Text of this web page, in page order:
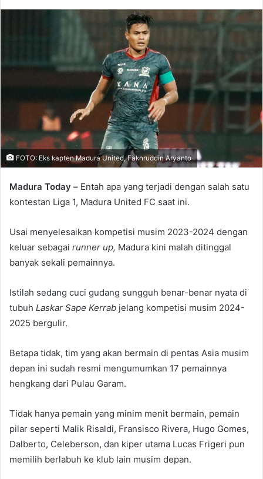
n
e
m
a
i
l
FOTO: Eks kapten Madura United, Fakhruddin Aryanto
Madura Today – Entah apa yang terjadi dengan salah satu
kontestan Liga 1, Madura United FC saat ini.
Usai menyelesaikan kompetisi musim 2023-2024 dengan
keluar sebagai runner up, Madura kini malah ditinggal
banyak sekali pemainnya.
Istilah sedang cuci gudang sungguh benar-benar nyata di
tubuh Laskar Sape Kerrab jelang kompetisi musim 2024-
2025 bergulir.
Betapa tidak, tim yang akan bermain di pentas Asia musim
depan ini sudah resmi mengumumkan 17 pemainnya
hengkang dari Pulau Garam.
Tidak hanya pemain yang minim menit bermain, pemain
pilar seperti Malik Risaldi, Fransisco Rivera, Hugo Gomes,
Dalberto, Celeberson, dan kiper utama Lucas Frigeri pun
memilih berlabuh ke klub lain musim depan.